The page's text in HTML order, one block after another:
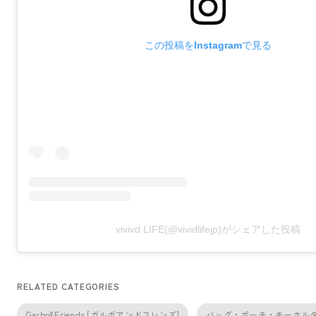
この投稿をInstagramで見る
vivivd LIFE(@vividlifejp)がシェアした投稿
RELATED CATEGORIES